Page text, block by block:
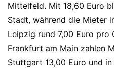
Mittelfeld. Mit 18,60 Euro
Stadt, während die Mieter
Leipzig rund 7,00 Euro pro
Frankfurt am Main zahlen
Stuttgart 13,00 Euro und in